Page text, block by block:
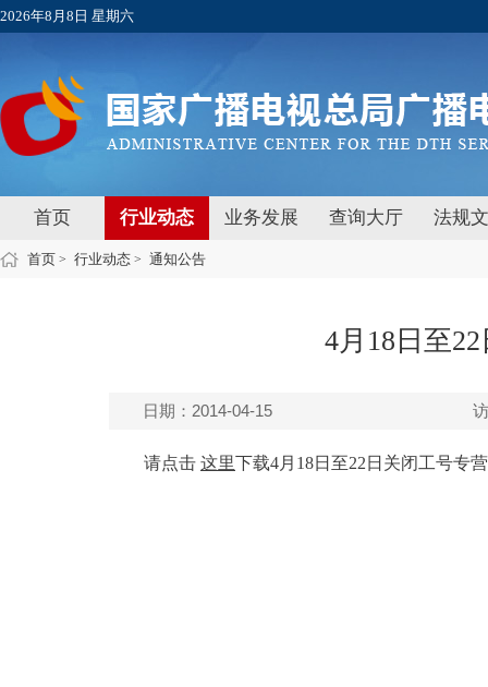
2026年8月8日 星期六
首页 行业动态 业务发展 查询大厅 法规
首页 > 行业动态 > 通知公告
4月18日至
日期：2014-04-15
请点击 这里下载4月18日至22日关闭工号专